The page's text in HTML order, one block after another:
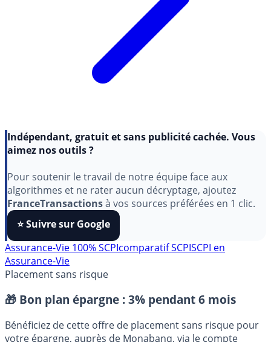
aimez nos outils ?
Pour soutenir le travail de notre équipe face aux
algorithmes et ne rater aucun décryptage, ajoutez
FranceTransactionsà vos sources préférées en 1 clic.
⭐️ Suivre sur Google
Assurance-Vie 100% SCPI
Placement sans risque
🎁 Bon plan épargne : 3% pendant 6 mois